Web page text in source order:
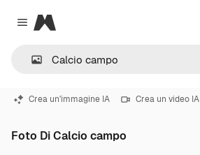
Close menu
Magnific
Crea un'immagine IA Crea un video IA
Foto Di Calcio campo